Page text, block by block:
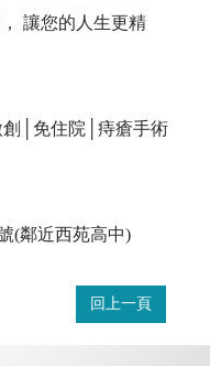
讓您的人生更精
│免住院│痔瘡手術
(鄰近西苑高中)
回上一頁